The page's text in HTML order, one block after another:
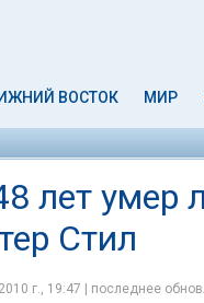
ВОСТОК МИР
лет умер
Стил
г., 19:47 | последнее